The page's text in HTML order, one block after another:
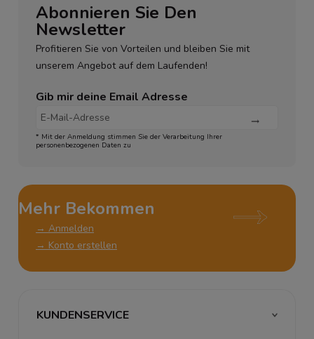
Abonnieren Sie Den
Newsletter
Profitieren Sie von Vorteilen und bleiben Sie mit
unserem Angebot auf dem Laufenden!
Gib mir deine Email Adresse
* Mit der Anmeldung stimmen Sie der Verarbeitung Ihrer
personenbezogenen Daten zu
Mehr Bekommen
→ Anmelden
→ Konto erstellen
KUNDENSERVICE